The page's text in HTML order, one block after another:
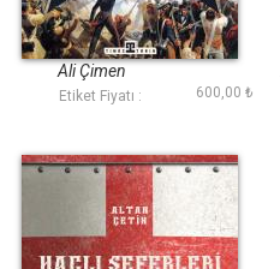
Avrupa Tarihi
Ali Çimen
Etiket Fiyatı : 600,00 ₺